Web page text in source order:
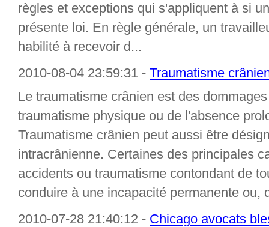
règles et exceptions qui s'appliquent à si
présente loi. En règle générale, un
habilité à recevoir d...
2010-08-04 23:59:31 - Traumatisme
Le traumatisme crânien est des
traumatisme physique ou de l'absence
Traumatisme crânien peut aussi être
intracrânienne. Certaines des principales
accidents ou traumatisme contondant de
conduire à une incapacité permanente ou,
2010-07-28 21:40:12 - Chicago avocats